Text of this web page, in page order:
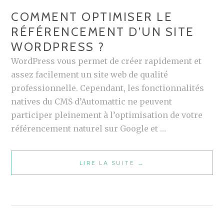
COMMENT OPTIMISER LE
RÉFÉRENCEMENT D’UN SITE
WORDPRESS ?
WordPress vous permet de créer rapidement et
assez facilement un site web de qualité
professionnelle. Cependant, les fonctionnalités
natives du CMS d’Automattic ne peuvent
participer pleinement à l’optimisation de votre
référencement naturel sur Google et …
LIRE LA SUITE
COMMENT
OPTIMISER
→